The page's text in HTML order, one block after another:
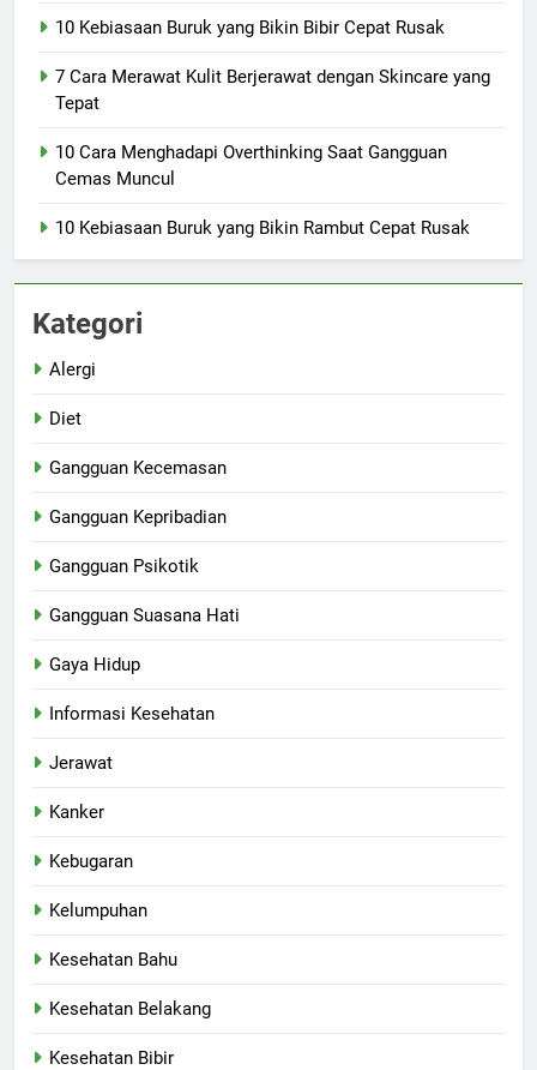
10 Kebiasaan Buruk yang Bikin Bibir Cepat Rusak
7 Cara Merawat Kulit Berjerawat dengan Skincare yang
Tepat
10 Cara Menghadapi Overthinking Saat Gangguan
Cemas Muncul
10 Kebiasaan Buruk yang Bikin Rambut Cepat Rusak
Kategori
Alergi
Diet
Gangguan Kecemasan
Gangguan Kepribadian
Gangguan Psikotik
Gangguan Suasana Hati
Gaya Hidup
Informasi Kesehatan
Jerawat
Kanker
Kebugaran
Kelumpuhan
Kesehatan Bahu
Kesehatan Belakang
Kesehatan Bibir